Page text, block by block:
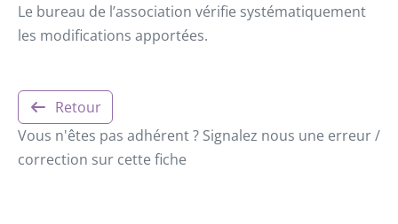
Le bureau de l’association vérifie systématiquement
les modifications apportées.
Retour
Vous n'êtes pas adhérent ? Signalez nous une erreur /
correction sur cette fiche